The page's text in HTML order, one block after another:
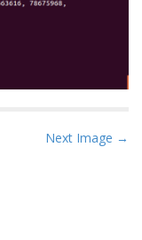
Next Image →